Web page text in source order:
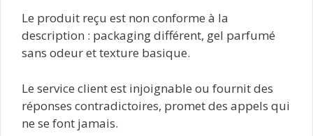
Le produit reçu est non conforme à la
description : packaging différent, gel parfumé
sans odeur et texture basique.
Le service client est injoignable ou fournit des
réponses contradictoires, promet des appels qui
ne se font jamais.